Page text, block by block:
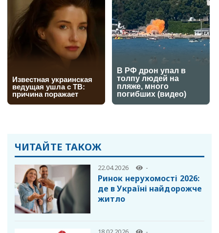
ЧИТАЙТЕ ТАКОЖ
22.04.2026 -
Ринок нерухомості 2026:
де в Україні найдорожче
житло